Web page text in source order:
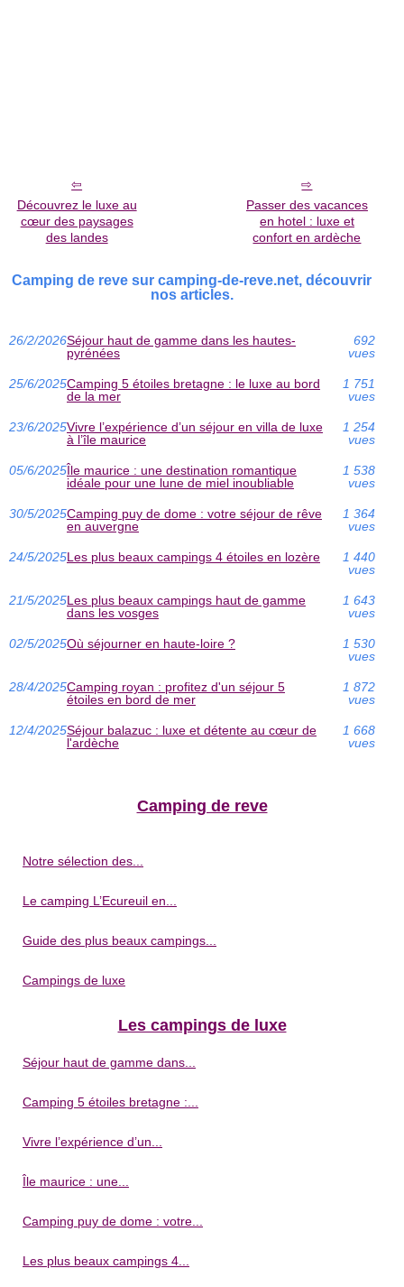
Découvrez le luxe au
cœur des paysages
des landes
Passer des vacances
en hotel : luxe et
confort en ardèche
Camping de reve sur camping-de-reve.net, découvrir
nos articles.
26/2/2026Séjour haut de gamme dans les hautes-
pyrénées
692
vues
25/6/2025Camping 5 étoiles bretagne : le luxe au bord
de la mer
1 751
vues
23/6/2025Vivre l’expérience d’un séjour en villa de luxe
à l’île maurice
1 254
vues
05/6/2025Île maurice : une destination romantique
idéale pour une lune de miel inoubliable
1 538
vues
30/5/2025Camping puy de dome : votre séjour de rêve
en auvergne
1 364
vues
24/5/2025Les plus beaux campings 4 étoiles en lozère
1 440
vues
21/5/2025Les plus beaux campings haut de gamme
dans les vosges
1 643
vues
02/5/2025Où séjourner en haute-loire ?
1 530
vues
28/4/2025Camping royan : profitez d'un séjour 5
étoiles en bord de mer
1 872
vues
12/4/2025Séjour balazuc : luxe et détente au cœur de
l'ardèche
1 668
vues
Camping de reve
Notre sélection des...
Le camping L’Ecureuil en...
Guide des plus beaux campings...
Campings de luxe
Les campings de luxe
Séjour haut de gamme dans...
Camping 5 étoiles bretagne :...
Vivre l’expérience d’un...
Île maurice : une...
Camping puy de dome : votre...
Les plus beaux campings 4...